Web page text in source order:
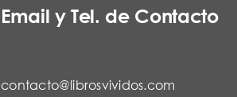
Email y Tel. de Contacto
contacto@librosvividos.com